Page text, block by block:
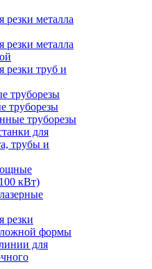
резки металла
резки металла
резки труб и
труборезы
труборезы
труборезы
для
трубы и
кВт)
резки
формы
для